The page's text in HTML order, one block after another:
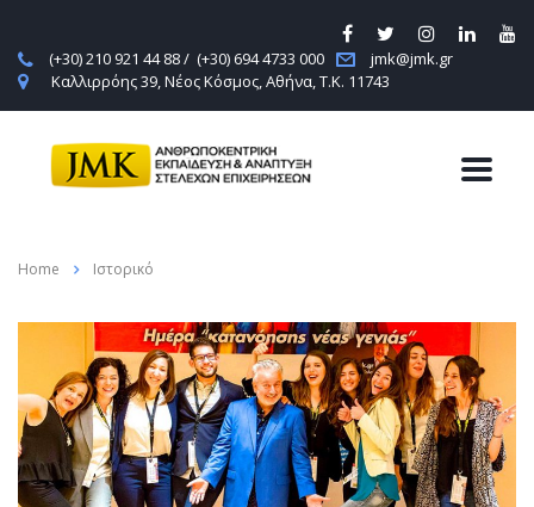
(+30) 210 921 44 88 / (+30) 694 4733 000
jmk@jmk.gr
Καλλιρρόης 39, Νέος Κόσμος, Αθήνα, Τ.Κ. 11743
Home Ιστορικό